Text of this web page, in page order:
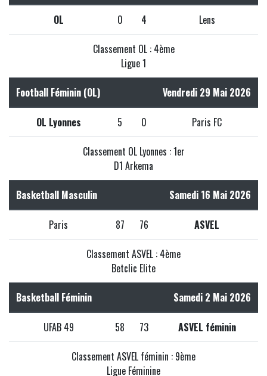
OL 0 4 Lens
Classement OL : 4ème
Ligue 1
Football Féminin (OL) Vendredi 29 Mai 2026
OL Lyonnes 5 0 Paris FC
Classement OL Lyonnes : 1er
D1 Arkema
Basketball Masculin Samedi 16 Mai 2026
Paris 87 76 ASVEL
Classement ASVEL : 4ème
Betclic Elite
Basketball Féminin Samedi 2 Mai 2026
UFAB 49 58 73 ASVEL féminin
Classement ASVEL féminin : 9ème
Ligue Féminine